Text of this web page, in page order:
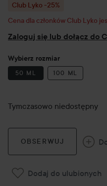
Club Lyko -25%
Cena dla członków Club Lyko
Zaloguj się lub dołącz do
Wybierz rozmiar
50 ML 100 ML
Tymczasowo niedostępny
OBSERWUJ
Dodaj do ulubionych